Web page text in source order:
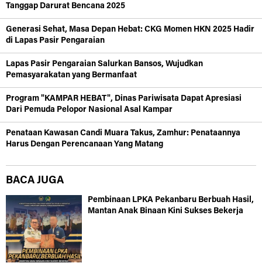
Tanggap Darurat Bencana 2025
Generasi Sehat, Masa Depan Hebat: CKG Momen HKN 2025 Hadir
di Lapas Pasir Pengaraian
Lapas Pasir Pengaraian Salurkan Bansos, Wujudkan
Pemasyarakatan yang Bermanfaat
Program "KAMPAR HEBAT", Dinas Pariwisata Dapat Apresiasi
Dari Pemuda Pelopor Nasional Asal Kampar
Penataan Kawasan Candi Muara Takus, Zamhur: Penataannya
Harus Dengan Perencanaan Yang Matang
BACA JUGA
Pembinaan LPKA Pekanbaru Berbuah Hasil,
Mantan Anak Binaan Kini Sukses Bekerja